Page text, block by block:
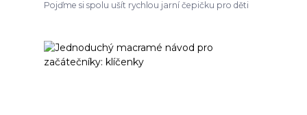
Pojďme si spolu ušít rychlou jarní čepičku pro děti